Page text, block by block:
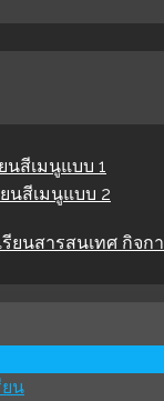
นสีเมนูแบบ 1
นสีเมนูแบบ 2
สารสนเทศ กิจก
น